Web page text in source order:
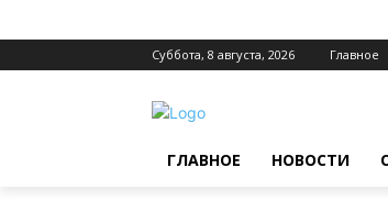
Суббота, 8 августа, 2026 Главное
ГЛАВНОЕ НОВОСТИ